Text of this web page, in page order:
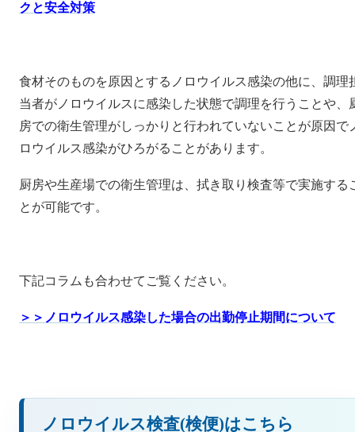
クと安全対策
食材そのものを原因とするノロウイルス感染の他に、調理
当者がノロウイルスに感染した状態で調理を行うことや、
房での衛生管理がしっかりと行われていないことが原因で
ロウイルス感染がひろがることがあります。
厨房や生産場での衛生管理は、拭き取り検査等で実施する
とが可能です。
下記コラムも合わせてご覧ください。
＞＞ノロウイルス感染した場合の出勤停止期間について
ノロウイルス検査(検便)はこちら